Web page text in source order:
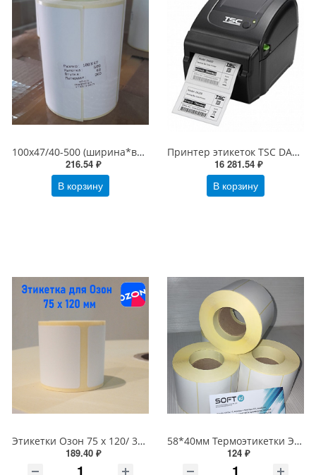
100х47/40-500 (ширина*высота/втулка-этикеток в рулоне), белая Термоэтикетки ЭКО, 100*47-500
216.54 ₽
В корзину
Принтер этикеток TSC DA200 (термо, 203dpi)
16 281.54 ₽
В корзину
Этикетки Озон 75 х 120/ 300 шт термоЭКо (термоэтикетки для Озона, этикетки Ozon), желтая подложка
189.40 ₽
58*40мм Термоэтикетки ЭКО (700шт/рулон), 58х40 втулка 40 мм
124 ₽